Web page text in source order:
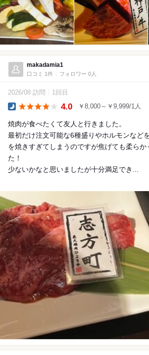
makadamia1
口コミ 1件 フォロワー 0人
2026/08 訪問 1回目
4.0 ￥8,000～￥9,999/1人
焼肉が食べたくて友人と行きました。
最初だけ注文可能な6種盛りやホルモンなど
を焼きすぎてしまうのですが焦げても柔らか
た！
少ないかなと思いましたが十分満足でき...